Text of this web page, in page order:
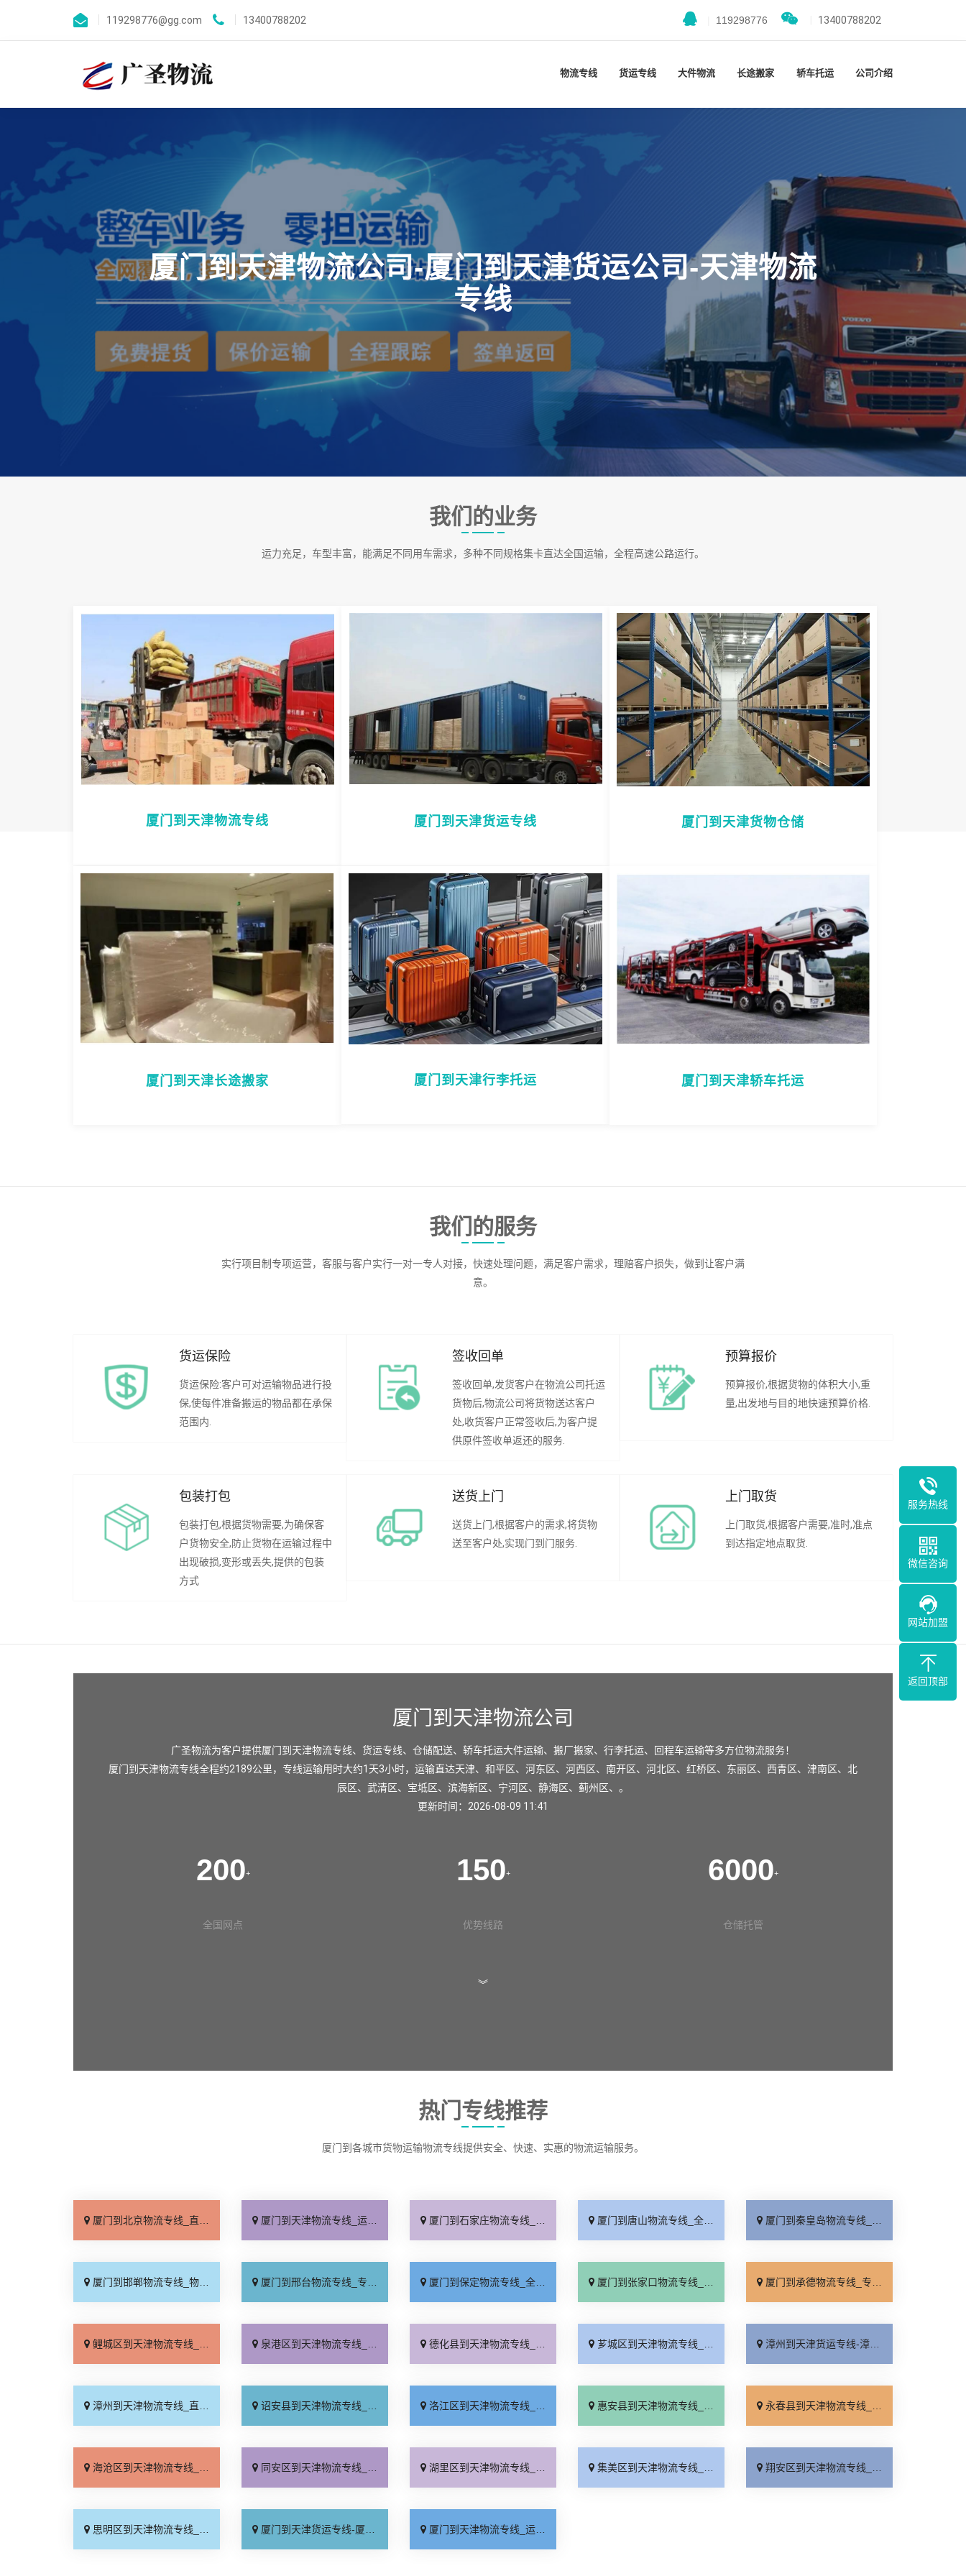
119298776@gg.com 13400788202 119298776 13400788202
物流专线 货运专线 大件物流 长途搬家 轿车托运 公司介绍
厦门到天津物流公司-厦门到天津货运公司-天津物流
专线
我们的业务
运力充足，车型丰富，能满足不同用车需求，多种不同规格集卡直达全国运输，全程高速公路运行。
厦门到天津物流专线 厦门到天津货运专线 厦门到天津货物仓储
厦门到天津长途搬家 厦门到天津行李托运 厦门到天津轿车托运
我们的服务
实行项目制专项运营，客服与客户实行一对一专人对接，快速处理问题，满足客户需求，理赔客户损失，做到让客户满
意。
货运保险
货运保险:客户可对运输物品进行投
保,使每件准备搬运的物品都在承保
范围内.
签收回单
签收回单,发货客户在物流公司托运
货物后,物流公司将货物送达客户
处,收货客户正常签收后,为客户提
供原件签收单返还的服务.
预算报价
预算报价,根据货物的体积大小,重
量,出发地与目的地快速预算价格.
包装打包
包装打包,根据货物需要,为确保客
户货物安全,防止货物在运输过程中
出现破损,变形或丢失,提供的包装
方式
送货上门
送货上门,根据客户的需求,将货物
送至客户处,实现门到门服务.
上门取货
上门取货,根据客户需要,准时,准点
到达指定地点取货.
厦门到天津物流公司
广圣物流为客户提供厦门到天津物流专线、货运专线、仓储配送、轿车托运大件运输、搬厂搬家、行李托运、回程车运输等多方位物流服务！
厦门到天津物流专线全程约2189公里，专线运输用时大约1天3小时，运输直达天津、 和平区、 河东区、 河西区、 南开区、 河北区、 红桥区、 东丽区、 西青区、 津南区、 北
辰区、 武清区、 宝坻区、 滨海新区、 宁河区、 静海区、 蓟州区、。
更新时间：2026-08-09 11:41
200+
全国网点
150+
优势线路
6000+
仓储托管
︾
热门专线推荐
厦门到各城市货物运输物流专线提供安全、快速、实惠的物流运输服务。
厦门到北京物流专线_直达不中转「送货到门」 厦门到天津物流专线_运保时效「高效快运」 厦门到石家庄物流专线_准时准点「多少公里」 厦门到唐山物流专线_全境派送「收费介绍」 厦门到秦皇岛物流专线_高效运输「运保时效」
厦门到邯郸物流专线_物流拼车「全境配送」 厦门到邢台物流专线_专业靠谱「上门提货」 厦门到保定物流专线_全程直达「高效运输」 厦门到张家口物流专线_全境派送「多久能到」 厦门到承德物流专线_专业调车「合理收费」
鲤城区到天津物流专线_需要几天「专线直达」 泉港区到天津物流专线_收费标准「准时到货」 德化县到天津物流专线_定点发车「天天发车」 芗城区到天津物流专线_准时到货「运价实惠」 漳州到天津货运专线-漳州到天津物流公司_无需中转「直达特快专线」
漳州到天津物流专线_直达特快专线「需要几天」 诏安县到天津物流专线_全境到达「多久时间」 洛江区到天津物流专线_直达不中转「服务周到」 惠安县到天津物流专线_合同承运「专业调车」 永春县到天津物流专线_上门提货「定点发车」
海沧区到天津物流专线_急你所需「无需中转」 同安区到天津物流专线_全境派送「价位合理」 湖里区到天津物流专线_诚信经营「多年经验」 集美区到天津物流专线_运价行情「合理收费」 翔安区到天津物流专线_几天到达「零担配货」
思明区到天津物流专线_无需中转「门到门接送」 厦门到天津货运专线-厦门到天津物流公司_市县派送「多少一方」 厦门到天津物流专线_运保时效「高效快运」
服务热线
微信咨询
网站加盟
返回顶部